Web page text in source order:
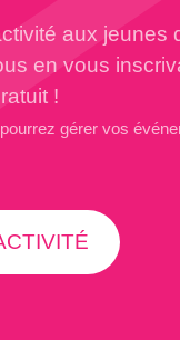
aux jeunes
en vous
!
gérer vos